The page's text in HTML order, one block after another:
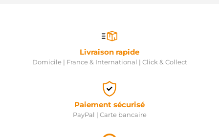
Livraison rapide
Domicile | France & International | Click & Collect
Paiement sécurisé
PayPal | Carte bancaire